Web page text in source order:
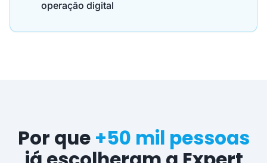
operação digital
Por que +50 mil pessoas